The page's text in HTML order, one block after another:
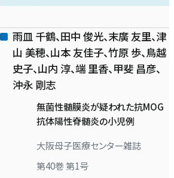
雨皿 千鶴、田中 俊光、末廣 友里、津
山 美穂、山本 友佳子、竹原 歩、鳥越
史子、山内 淳、端 里香、甲斐 昌彦、
沖永 剛志
無菌性髄膜炎が疑われた抗MOG
抗体陽性脊髄炎の小児例
大阪母子医療センター雑誌
第40巻 第1号